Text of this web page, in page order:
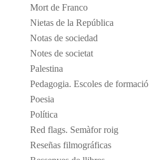
Mort de Franco
Nietas de la República
Notas de sociedad
Notes de societat
Palestina
Pedagogia. Escoles de formació
Poesia
Política
Red flags. Semàfor roig
Reseñas filmográficas